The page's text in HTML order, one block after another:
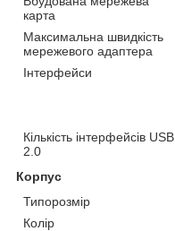
карта
Максимальна швидкість
мережевого адаптера
Інтерфейси
Кількість інтерфейсів USB
2.0
Корпус
Типорозмір
Колір